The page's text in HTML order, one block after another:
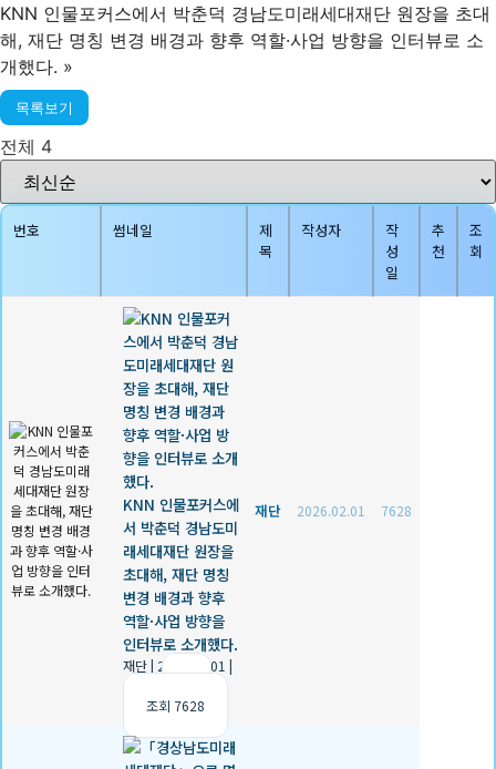
KNN 인물포커스에서 박춘덕 경남도미래세대재단 원장을 초대
해, 재단 명칭 변경 배경과 향후 역할·사업 방향을 인터뷰로 소
개했다. »
목록보기
전체 4
번호 썸네일
제
목
작성자
작
성
일
추
천
조
회
KNN 인물포커스에
서 박춘덕 경남도미
래세대재단 원장을
초대해, 재단 명칭
변경 배경과 향후
역할·사업 방향을
인터뷰로 소개했다.
재단| 2026.02.01 |
조회 7628
재단 2026.02.01 7628